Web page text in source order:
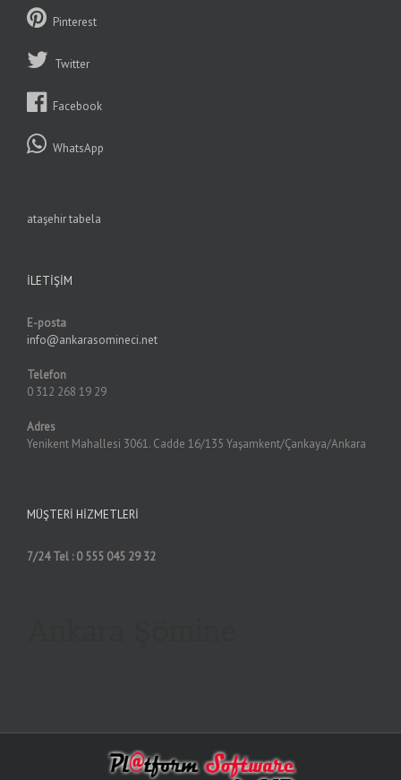
Pinterest
Twitter
Facebook
WhatsApp
ataşehir tabela
İLETIŞIM
E-posta
info@ankarasomineci.net
Telefon
0 312 268 19 29
Adres
Yenikent Mahallesi 3061. Cadde 16/135 Yaşamkent/Çankaya/Ankara
MÜŞTERI HIZMETLERI
7/24 Tel : 0 555 045 29 32